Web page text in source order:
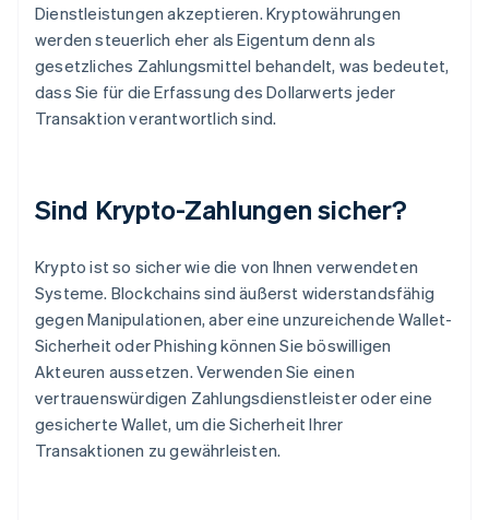
Dienstleistungen akzeptieren. Kryptowährungen
werden steuerlich eher als Eigentum denn als
gesetzliches Zahlungsmittel behandelt, was bedeutet,
dass Sie für die Erfassung des Dollarwerts jeder
Transaktion verantwortlich sind.
Sind Krypto-Zahlungen sicher?
Krypto ist so sicher wie die von Ihnen verwendeten
Systeme. Blockchains sind äußerst widerstandsfähig
gegen Manipulationen, aber eine unzureichende Wallet-
Sicherheit oder Phishing können Sie böswilligen
Akteuren aussetzen. Verwenden Sie einen
vertrauenswürdigen Zahlungsdienstleister oder eine
gesicherte Wallet, um die Sicherheit Ihrer
Transaktionen zu gewährleisten.